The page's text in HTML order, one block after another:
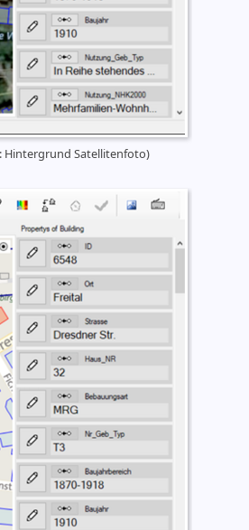
Hintergrund Satellitenfoto)